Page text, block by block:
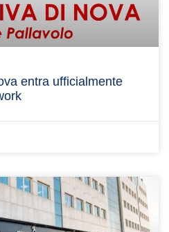
entra ufficialmente